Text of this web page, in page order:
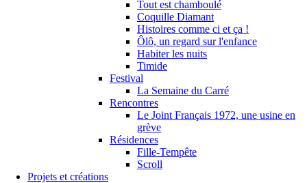
Tout est chamboulé
Coquille Diamant
Histoires comme ci et ça !
Ôlô, un regard sur l'enfance
Habiter les nuits
Timide
Festival
La Semaine du Carré
Rencontres
Le Joint Français 1972, une usine en
grève
Résidences
Fille-Tempête
Scroll
Projets et créations